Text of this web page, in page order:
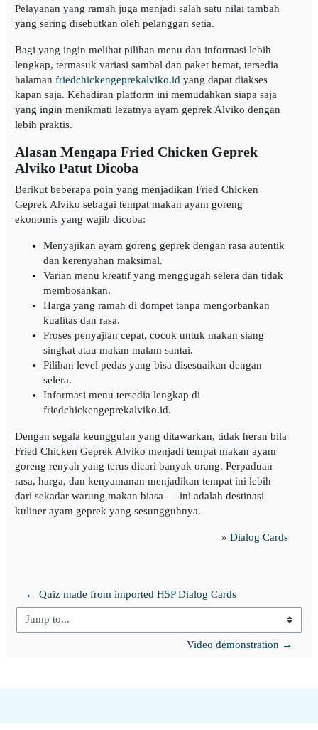
Pelayanan yang ramah juga menjadi salah satu nilai tambah
yang sering disebutkan oleh pelanggan setia.
Bagi yang ingin melihat pilihan menu dan informasi lebih
lengkap, termasuk variasi sambal dan paket hemat, tersedia
halaman friedchickengeprekalviko.id yang dapat diakses
kapan saja. Kehadiran platform ini memudahkan siapa saja
yang ingin menikmati lezatnya ayam geprek Alviko dengan
lebih praktis.
Alasan Mengapa Fried Chicken Geprek
Alviko Patut Dicoba
Berikut beberapa poin yang menjadikan Fried Chicken
Geprek Alviko sebagai tempat makan ayam goreng
ekonomis yang wajib dicoba:
Menyajikan ayam goreng geprek dengan rasa autentik
dan kerenyahan maksimal.
Varian menu kreatif yang menggugah selera dan tidak
membosankan.
Harga yang ramah di dompet tanpa mengorbankan
kualitas dan rasa.
Proses penyajian cepat, cocok untuk makan siang
singkat atau makan malam santai.
Pilihan level pedas yang bisa disesuaikan dengan
selera.
Informasi menu tersedia lengkap di
friedchickengeprekalviko.id.
Dengan segala keunggulan yang ditawarkan, tidak heran bila
Fried Chicken Geprek Alviko menjadi tempat makan ayam
goreng renyah yang terus dicari banyak orang. Perpaduan
rasa, harga, dan kenyamanan menjadikan tempat ini lebih
dari sekadar warung makan biasa — ini adalah destinasi
kuliner ayam geprek yang sesungguhnya.
» Dialog Cards
← Quiz made from imported H5P Dialog Cards
Jump to...
Video demonstration →